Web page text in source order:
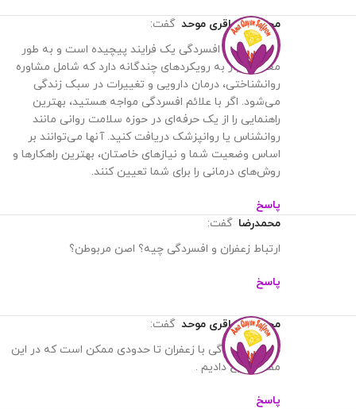
محمدرضا باقری موحد گفت:
سلام. درمان افسردگی یک فرایند پیچیده است و به طور
معمول نیاز به رویکردهای چندگانه دارد که شامل مشاوره
روانشناختی، درمان دارویی و تغییرات در سبک زندگی
می‌شود. اگر با علائم افسردگی مواجه هستید، بهترین
راهنمایی را از یک حرفه‌ای در حوزه سلامت روانی مانند
روانشناس یا روانپزشک دریافت کنید. آنها می‌توانند بر
اساس وضعیت شما و نیازهای خاصتان، بهترین راهکارها و
روش‌های درمانی را برای شما تعیین کنند.
پاسخ
محمدرضا گفت:
ارتباط زعفران و افسردگی چیه؟ اصن مربوطن؟
پاسخ
محمدرضا باقری موحد گفت:
درمان افسردگی با زعفران تا حدودی ممکن است که در این
مقاله شرح دادیم .
پاسخ